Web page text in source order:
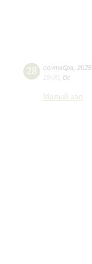
28 сентября 2025
19:00 Вс
Малый зал